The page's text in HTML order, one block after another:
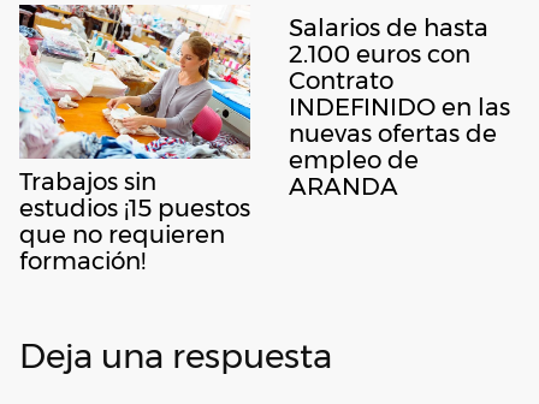
Trabajos sin
estudios ¡15 puestos
que no requieren
formación!
Salarios de hasta
2.100 euros con
Contrato
INDEFINIDO en las
nuevas ofertas de
empleo de
ARANDA
Deja una respuesta